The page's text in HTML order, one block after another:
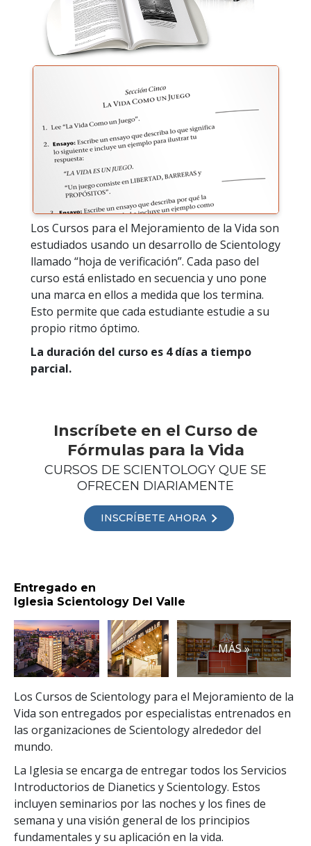
Los Cursos para el Mejoramiento de la Vida son
estudiados usando un desarrollo de Scientology
llamado “hoja de verificación”. Cada paso del
curso está enlistado en secuencia y uno pone
una marca en ellos a medida que los termina.
Esto permite que cada estudiante estudie a su
propio ritmo óptimo.
La duración del curso es 4 días a tiempo
parcial.
Inscríbete en el Curso de
Fórmulas para la Vida
CURSOS DE SCIENTOLOGY QUE SE
OFRECEN DIARIAMENTE
INSCRÍBETE AHORA
Entregado en
Iglesia Scientology Del Valle
MÁS »
Los Cursos de Scientology para el Mejoramiento de la
Vida son entregados por especialistas entrenados en
las organizaciones de Scientology alrededor del
mundo.
La Iglesia se encarga de entregar todos los Servicios
Introductorios de Dianetics y Scientology. Estos
incluyen seminarios por las noches y los fines de
semana y una visión general de los principios
fundamentales y su aplicación en la vida.